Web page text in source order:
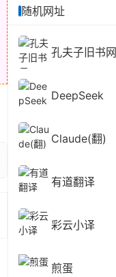
随机网址
孔夫子旧书网
DeepSeek
Claude(翻)
有道翻译
彩云小译
煎蛋